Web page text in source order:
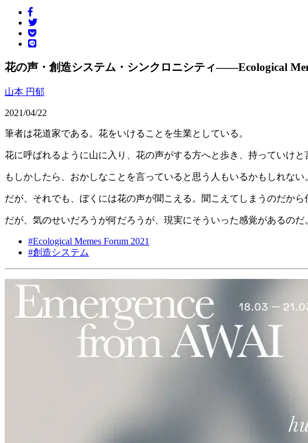
花の声・創造システム・シンクロニシティ——Ecological
山本 円郁
2021/04/22
筆者は花道家である。花をいけることを生業としている。
花に呼ばれるように山に入り、花の声がする方へと歩き、持っていけ
もしかしたら、おかしなことを言っていると思う人もいるかもしれな
だが、それでも、ぼくには花の声が聞こえる。聞こえてしまうのだか
だが、気のせいだろうが何だろうが、現実にそういった感覚があるのだ
#Ecological Memes Forum 2021
#創造システム